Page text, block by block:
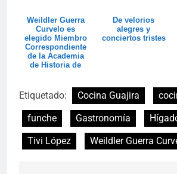
Weildler Guerra
Curvelo es
elegido Miembro
Correspondiente
de la Academia
de Historia de
De velorios
alegres y
conciertos tristes
Etiquetado: Cocina Guajira
funche
Gastronomía
Tivi López
Weildler Guerra